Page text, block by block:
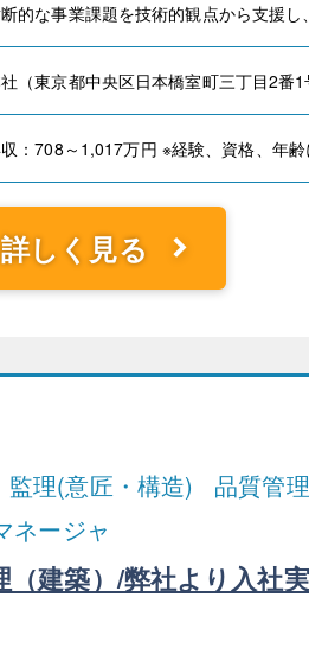
的な事業課題を技術的観点から支援
（東京都中央区日本橋室町三丁目2番
：708～1,017万円 ※経験、資格、年
しく見る
監理(意匠・構造) 品質管
ネージャ
（建築）/弊社より入